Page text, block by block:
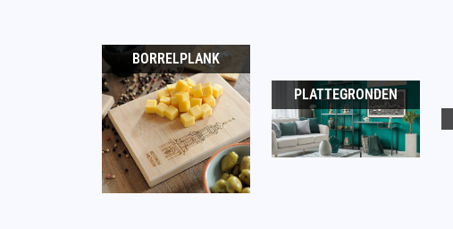
BORRELPLANK
PLATTEGRONDEN